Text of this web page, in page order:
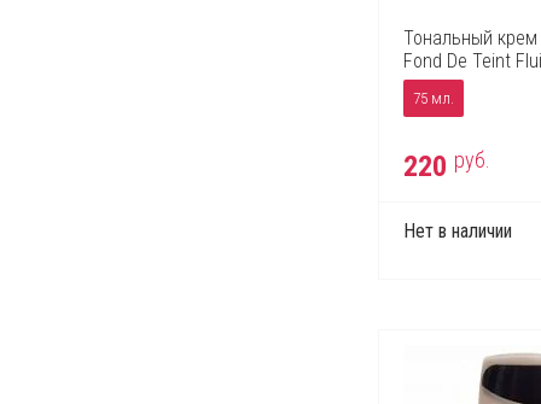
Тональный крем
Fond De Teint
75 мл.
220 руб.
Нет в наличии